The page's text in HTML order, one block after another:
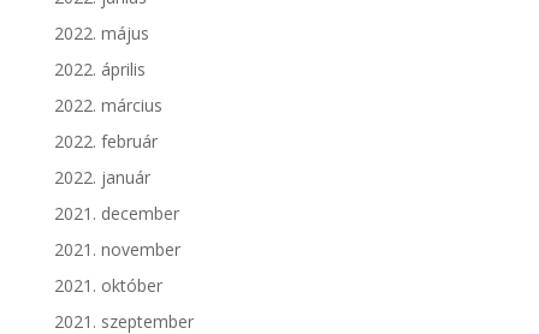
2022. május
2022. április
2022. március
2022. február
2022. január
2021. december
2021. november
2021. október
2021. szeptember